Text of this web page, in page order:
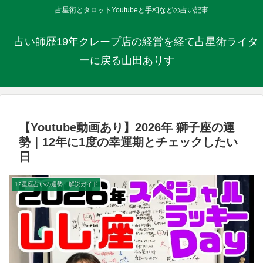
占星術とタロットYoutubeと手相などの占い記事
占い師歴19年クレープ店の経営を経て占星術ライタ
ーに戻る山田ありす
【Youtube動画あり】2026年 獅子座の運
勢｜12年に1度の幸運期とチェックしたい
日
12星座占いの運勢・解説ガイド